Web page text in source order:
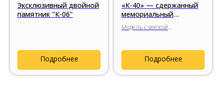
Эксклюзивный двойной
памятник "К-06"
Подробнее
«К-40» — сдержанный
мемориальный
комплекс с гранитным
крестом
Модель с мягкой
пропорциям гранитным
крестом, спокойным
силуэтом стелы и
Подробнее